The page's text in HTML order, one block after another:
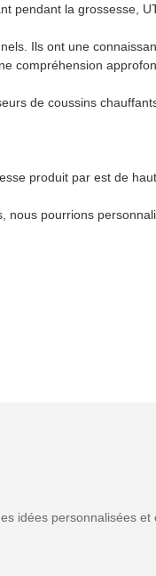
pendant la grossesse,
Ils ont une
compréhension
de coussins
produit par est de
nous pourrions
idées personnalisées